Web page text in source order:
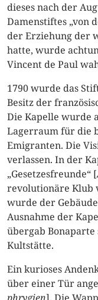
dieses nach der
Damenstiftes „von
der Erziehung der
hatte, wurde
Vincent de Paul
1790 wurde das
Besitz der
Die Kapelle wurde
Lagerraum für die
Emigranten. Die
verlassen. In der
„Gesetzesfreunde“ [
revolutionäre Klub
wurde der
Ausnahme der
übergab
Kultstätte.
Ein kurioses
über einer Tür